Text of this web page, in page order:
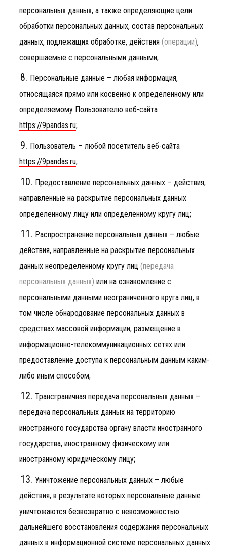
персональных данных, а также определяющие цели
обработки персональных данных, состав персональных
данных, подлежащих обработке, действия (операции),
совершаемые с персональными данными;
Персональные данные – любая информация,
относящаяся прямо или косвенно к определенному или
определяемому Пользователю веб-сайта
https://9pandas.ru;
Пользователь – любой посетитель веб-сайта
https://9pandas.ru;
Предоставление персональных данных – действия,
направленные на раскрытие персональных данных
определенному лицу или определенному кругу лиц;
Распространение персональных данных – любые
действия, направленные на раскрытие персональных
данных неопределенному кругу лиц (передача
персональных данных) или на ознакомление с
персональными данными неограниченного круга лиц, в
том числе обнародование персональных данных в
средствах массовой информации, размещение в
информационно-телекоммуникационных сетях или
предоставление доступа к персональным данным каким-
либо иным способом;
Трансграничная передача персональных данных –
передача персональных данных на территорию
иностранного государства органу власти иностранного
государства, иностранному физическому или
иностранному юридическому лицу;
Уничтожение персональных данных – любые
действия, в результате которых персональные данные
уничтожаются безвозвратно с невозможностью
дальнейшего восстановления содержания персональных
данных в информационной системе персональных данных